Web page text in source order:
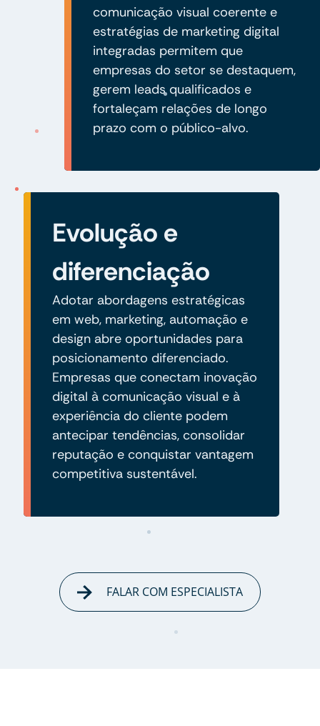
comunicação visual coerente e
estratégias de marketing digital
integradas permitem que
empresas do setor se destaquem,
gerem leads qualificados e
fortaleçam relações de longo
prazo com o público-alvo.
Evolução e
diferenciação
Adotar abordagens estratégicas
em web, marketing, automação e
design abre oportunidades para
posicionamento diferenciado.
Empresas que conectam inovação
digital à comunicação visual e à
experiência do cliente podem
antecipar tendências, consolidar
reputação e conquistar vantagem
competitiva sustentável.
FALAR COM ESPECIALISTA